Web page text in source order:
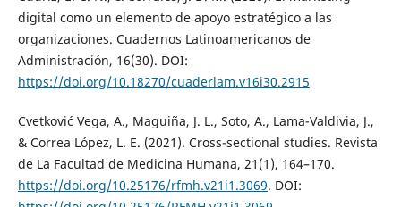
digital como un elemento de apoyo estratégico a las
organizaciones. Cuadernos Latinoamericanos de
Administración, 16(30). DOI:
https://doi.org/10.18270/cuaderlam.v16i30.2915
Cvetković Vega, A., Maguiña, J. L., Soto, A., Lama-Valdivia, J.,
& Correa López, L. E. (2021). Cross-sectional studies. Revista
de La Facultad de Medicina Humana, 21(1), 164–170.
https://doi.org/10.25176/rfmh.v21i1.3069. DOI: